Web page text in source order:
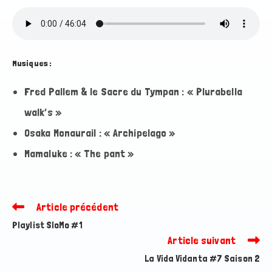
Musiques :
Fred Pallem & le Sacre du Tympan : « Plurabella
walk’s »
Osaka Monaurail : « Archipelago »
Mamaluke : « The pant »
Read
articles
Article précédent
Playlist SloMo #1
Article suivant
La Vida Vidanta #7 Saison 2